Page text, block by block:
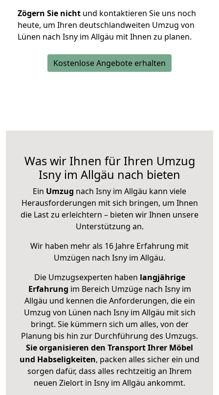
Zögern Sie nicht und kontaktieren Sie uns noch
heute, um Ihren deutschlandweiten Umzug von
Lünen nach Isny im Allgäu mit Ihnen zu planen.
Kostenlose Angebote erhalten
Was wir Ihnen für Ihren Umzug
Isny im Allgäu nach bieten
Ein Umzug nach Isny im Allgäu kann viele
Herausforderungen mit sich bringen, um Ihnen
die Last zu erleichtern – bieten wir Ihnen unsere
Unterstützung an.
Wir haben mehr als 16 Jahre Erfahrung mit
Umzügen nach Isny im Allgäu.
Die Umzugsexperten haben langjährige
Erfahrung im Bereich Umzüge nach Isny im
Allgäu und kennen die Anforderungen, die ein
Umzug von Lünen nach Isny im Allgäu mit sich
bringt. Sie kümmern sich um alles, von der
Planung bis hin zur Durchführung des Umzugs.
Sie organisieren den Transport Ihrer Möbel
und Habseligkeiten, packen alles sicher ein und
sorgen dafür, dass alles rechtzeitig an Ihrem
neuen Zielort in Isny im Allgäu ankommt.